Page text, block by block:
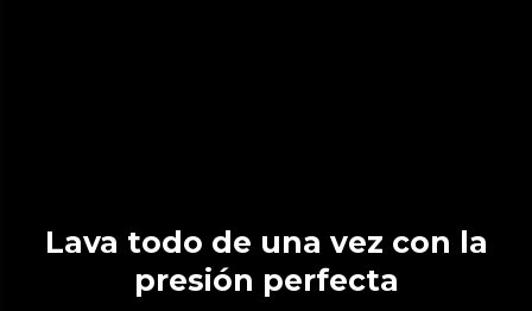
Lava todo de una vez con la
presión perfecta